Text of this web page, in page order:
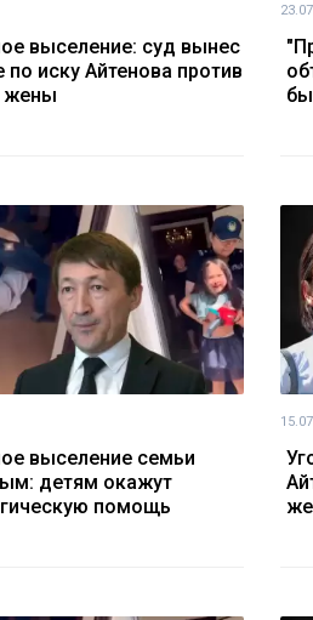
выселение: суд вынес
по иску Айтенова против
жены
выселение семьи
детям окажут
помощь